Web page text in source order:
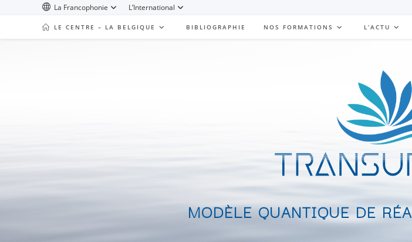
La Francophonie L’International
LE CENTRE – LA BELGIQUE BIBLIOGRAPHIE NOS FORMATIONS L’ACTU
MODÈLE QUANTIQUE DE